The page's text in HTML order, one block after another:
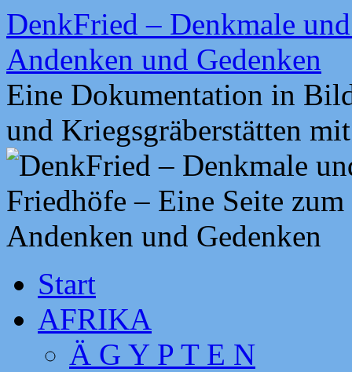
Zum
Inhalt
springen
DenkFried – Denkmale
Andenken und Gedenken
Eine Dokumentation in
und Kriegsgräberstätten
Start
AFRIKA
Ä G Y P T E N